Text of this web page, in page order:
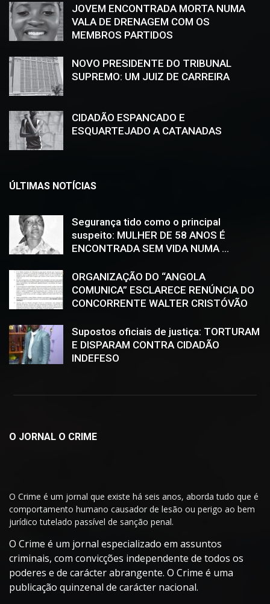
JOVEM ENCONTRADA MORTA NUMA
VALA DE DRENAGEM COM OS
MEMBROS PARTIDOS
NOVO PRESIDENTE DO TRIBUNAL
SUPREMO: UM JUIZ DE CARREIRA
CIDADÃO ESPANCADO E
ESQUARTEJADO A CATANADAS
ÚLTIMAS NOTÍCIAS
Segurança tido como o principal
suspeito: MULHER DE 58 ANOS É
ENCONTRADA SEM VIDA NUMA ...
ORGANIZAÇÃO DO “ANGOLA
COMUNICA” ESCLARECE RENÚNCIA DO
CONCORRENTE WALTER CRISTÓVÃO
Supostos oficiais de justiça: TORTURAM
E DISPARAM CONTRA CIDADÃO
INDEFESO
O JORNAL O CRIME
O Crime é um jornal que existe há seis anos, aborda tudo que é
comportamento humano causador de lesão ou perigo ao bem
jurídico tutelado passível de sanção penal.
O Crime é um jornal especializado em assuntos
criminais, com convicções independente de todos os
poderes e de carácter abrangente. O Crime é uma
publicação quinzenal de carácter nacional.